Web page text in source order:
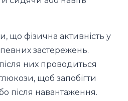
що фізична активність у
застережень.
них проводиться
щоб запобігти
після навантаження.